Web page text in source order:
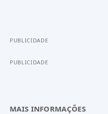
PUBLICIDADE
PUBLICIDADE
MAIS INFORMAÇÕES